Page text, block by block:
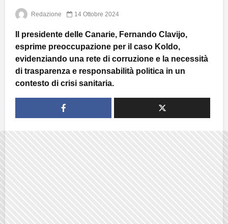
Redazione 14 Ottobre 2024
Il presidente delle Canarie, Fernando Clavijo,
esprime preoccupazione per il caso Koldo,
evidenziando una rete di corruzione e la necessità
di trasparenza e responsabilità politica in un
contesto di crisi sanitaria.